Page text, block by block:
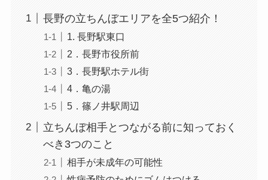
長野の立ちんぼエリアを全5つ紹介！
1. 長野駅東口
2．長野市役所前
3．長野駅ホテル街
4．亀の湯
5．篠ノ井駅周辺
立ちんぼ相手とつながる前に知っておく
べき3つのこと
相手が未成年の可能性